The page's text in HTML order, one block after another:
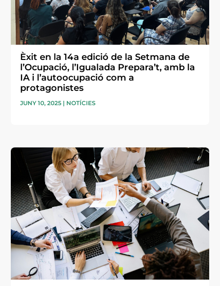
Èxit en la 14a edició de la Setmana de
l’Ocupació, l’Igualada Prepara’t, amb la
IA i l’autoocupació com a
protagonistes
JUNY 10, 2025 | NOTÍCIES